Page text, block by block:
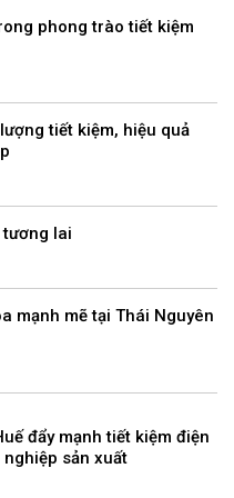
phong trào tiết kiệm
tiết kiệm, hiệu quả
lai
mạnh mẽ tại Thái Nguyên
đẩy mạnh tiết kiệm điện
sản xuất